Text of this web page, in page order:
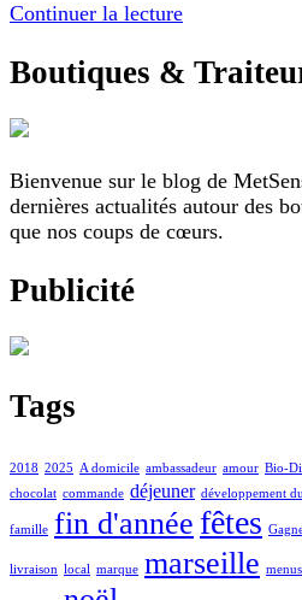
Continuer la lecture
Boutiques &
Bienvenue sur le blog de
dernières actualités autour des
que nos coups de cœurs.
Publicité
Tags
2018 2025 A domicile ambassadeur amour Bio-
chocolat commande déjeuner développement
famille fin d'année fêtes
livraison local marque marseille menus